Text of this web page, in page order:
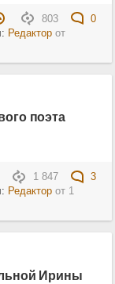
803
0
Редакторот
поэта
1 847
3
Редакторот 1
Ирины